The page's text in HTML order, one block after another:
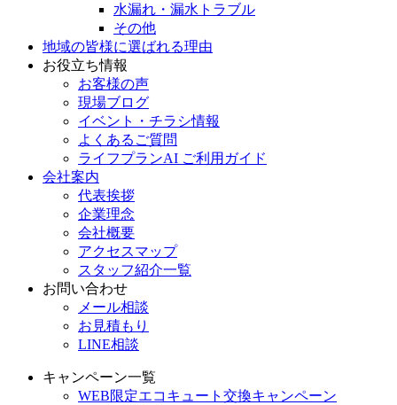
水漏れ・漏水トラブル
その他
地域の皆様に選ばれる理由
お役立ち情報
お客様の声
現場ブログ
イベント・チラシ情報
よくあるご質問
ライフプランAI ご利用ガイド
会社案内
代表挨拶
企業理念
会社概要
アクセスマップ
スタッフ紹介一覧
お問い合わせ
メール相談
お見積もり
LINE相談
キャンペーン一覧
WEB限定エコキュート交換キャンペーン